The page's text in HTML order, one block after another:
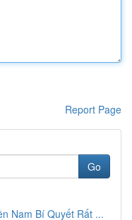
Report Page
Go
Nam Bí Quyết Rất ...